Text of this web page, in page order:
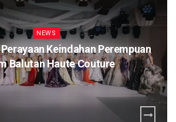
NEWS
Keindahan Perempuan
Balutan Haute Couture